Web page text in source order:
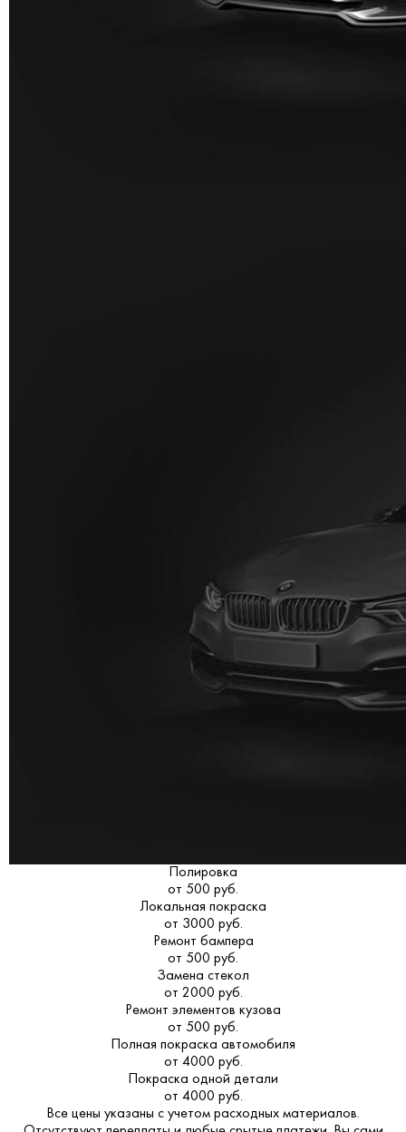
Полировка
от 500 руб.
Локальная покраска
от 3000 руб.
Ремонт бампера
от 500 руб.
Замена стекол
от 2000 руб.
Ремонт элементов кузова
от 500 руб.
Полная покраска автомобиля
от 4000 руб.
Покраска одной детали
от 4000 руб.
Все цены указаны с учетом расходных материалов.